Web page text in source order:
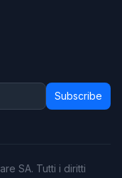
Subscribe
SA. Tutti i diritti